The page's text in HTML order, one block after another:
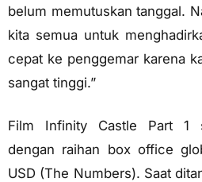
belum memutuskan tanggal.
kita semua untuk
cepat ke penggemar karena
sangat tinggi.”
Film Infinity Castle Part 1
dengan raihan box office
USD (The Numbers). Saat